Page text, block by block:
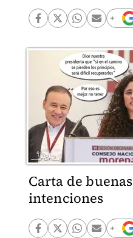
Carta de buenas
intenciones